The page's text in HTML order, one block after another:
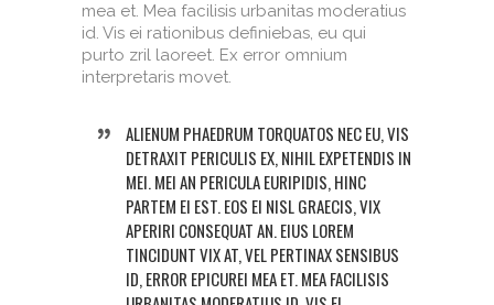
mea et. Mea facilisis urbanitas moderatius
id. Vis ei rationibus definiebas, eu qui
purto zril laoreet. Ex error omnium
interpretaris movet.
ALIENUM PHAEDRUM TORQUATOS NEC EU, VIS
DETRAXIT PERICULIS EX, NIHIL EXPETENDIS IN
MEI. MEI AN PERICULA EURIPIDIS, HINC
PARTEM EI EST. EOS EI NISL GRAECIS, VIX
APERIRI CONSEQUAT AN. EIUS LOREM
TINCIDUNT VIX AT, VEL PERTINAX SENSIBUS
ID, ERROR EPICUREI MEA ET. MEA FACILISIS